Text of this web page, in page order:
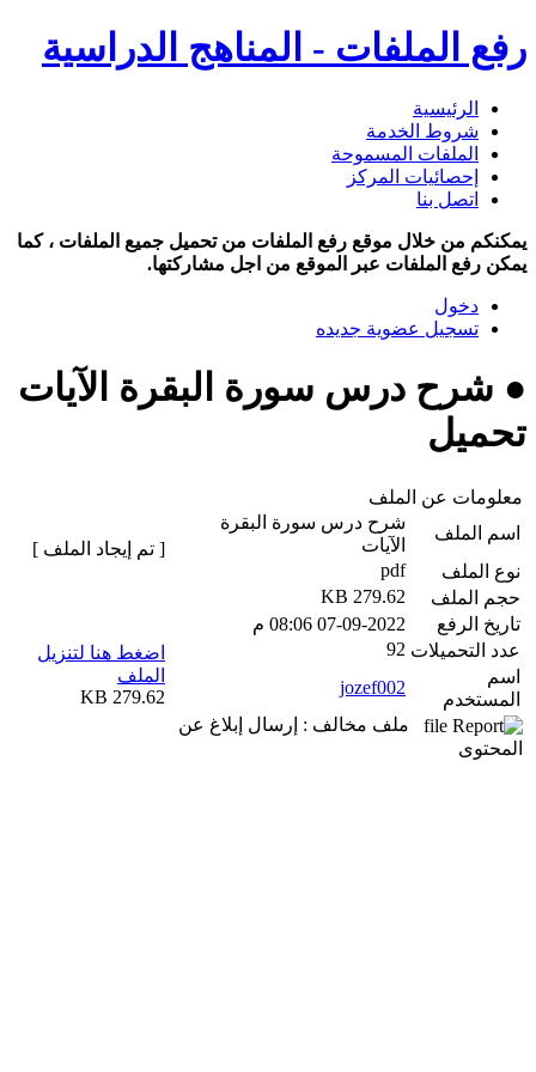
رفع الملفات - المناهج الدراسية
الرئيسية
شروط الخدمة
الملفات المسموحة
إحصائيات المركز
اتصل بنا
يمكنكم من خلال موقع رفع الملفات من تحميل جميع الملفات ، كما
يمكن رفع الملفات عبر الموقع من اجل مشاركتها.
دخول
تسجيل عضوية جديده
● شرح درس سورة البقرة الآيات
تحميل
معلومات عن الملف
اسم الملف
شرح درس سورة البقرة
الآيات
نوع الملف
pdf
حجم الملف
279.62 KB
تاريخ الرفع
07-09-2022 08:06 م
عدد التحميلات 92
اسم
المستخدم
jozef002
ملف مخالف : إرسال إبلاغ عن
المحتوى
[ تم إيجاد الملف ]
اضغط هنا لتنزيل
الملف
279.62 KB